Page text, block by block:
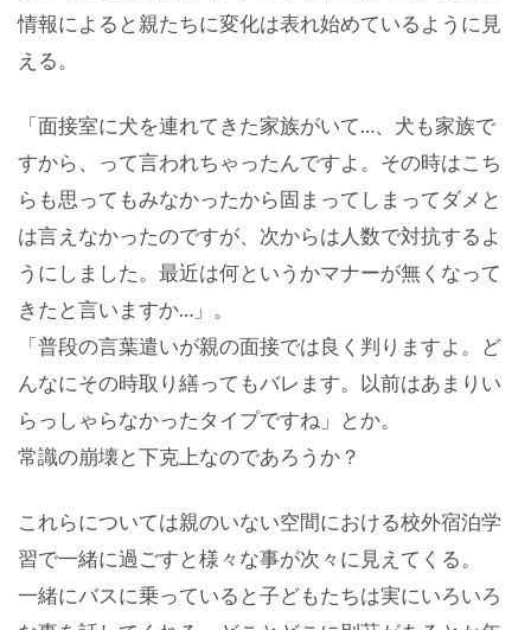
情報によると親たちに変化は表れ始めているように見
える。
「面接室に犬を連れてきた家族がいて…、犬も家族で
すから、って言われちゃったんですよ。その時はこち
らも思ってもみなかったから固まってしまってダメと
は言えなかったのですが、次からは人数で対抗するよ
うにしました。最近は何というかマナーが無くなって
きたと言いますか…」。
「普段の言葉遣いが親の面接では良く判りますよ。ど
んなにその時取り繕ってもバレます。以前はあまりい
らっしゃらなかったタイプですね」とか。
常識の崩壊と下克上なのであろうか？
これらについては親のいない空間における校外宿泊学
習で一緒に過ごすと様々な事が次々に見えてくる。
一緒にバスに乗っていると子どもたちは実にいろいろ